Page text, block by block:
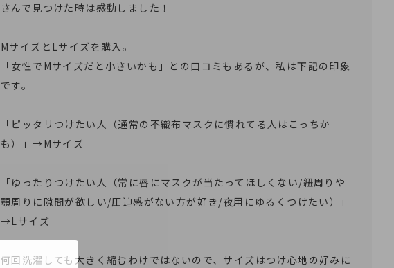
さんで見つけた時は感動しました！
MサイズとLサイズを購入。
「女性でMサイズだと小さいかも」との口コミもあるが、私は下記の印象
です。
「ピッタリつけたい人（通常の不織布マスクに慣れてる人はこっちか
も）」→Mサイズ
「ゆったりつけたい人（常に唇にマスクが当たってほしくない/紐周りや
顎周りに隙間が欲しい/圧迫感がない方が好き/夜用にゆるくつけたい）」
→Lサイズ
何回洗濯しても大きく縮むわけではないので、サイズはつけ心地の好みに